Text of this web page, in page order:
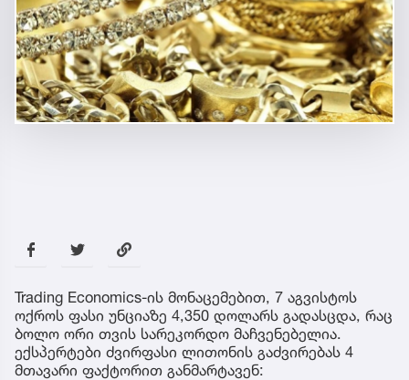
Trading Economics-ის მონაცემებით, 7 აგვისტოს
ოქროს ფასი უნციაზე 4,350 დოლარს გადასცდა, რაც
ბოლო ორი თვის სარეკორდო მაჩვენებელია.
ექსპერტები ძვირფასი ლითონის გაძვირებას 4
მთავარი ფაქტორით განმარტავენ: